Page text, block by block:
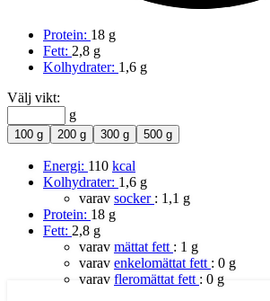
Protein: 18 g
Fett: 2,8 g
Kolhydrater: 1,6 g
Välj vikt:
g
100 g 200 g 300 g 500 g
Energi: 110 kcal
Kolhydrater: 1,6 g
varav socker : 1,1 g
Protein: 18 g
Fett: 2,8 g
varav mättat fett : 1 g
varav enkelomättat fett : 0 g
varav fleromättat fett : 0 g